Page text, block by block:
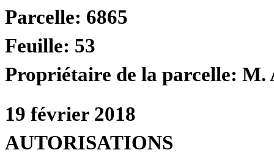
Parcelle: 6865
Feuille: 53
Propriétaire de la parcelle: M.
19 février 2018
AUTORISATIONS